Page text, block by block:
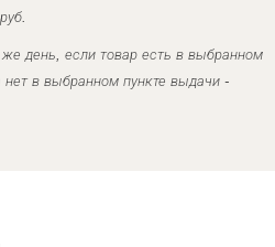
день, если товар есть в выбранном
нет в выбранном пункте выдачи -